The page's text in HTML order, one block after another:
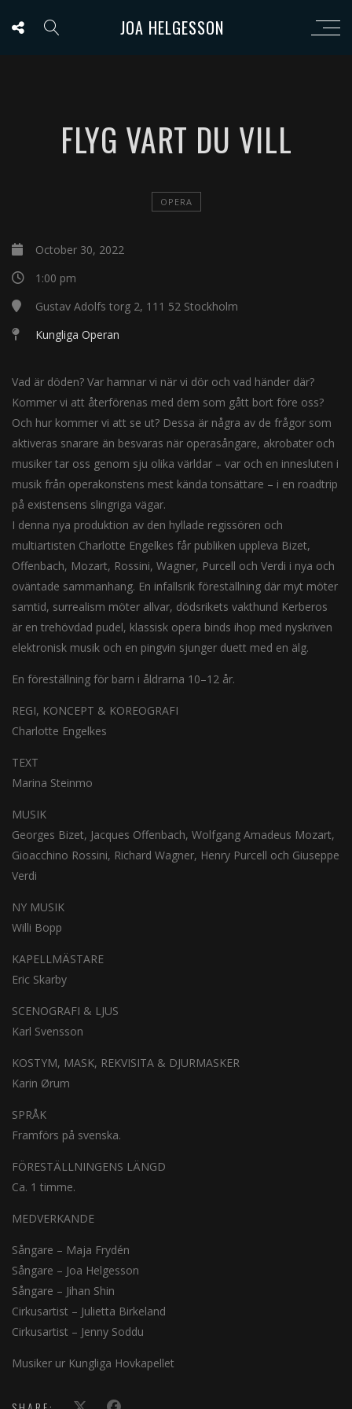
JOA HELGESSON
FLYG VART DU VILL
OPERA
October 30, 2022
1:00 pm
Gustav Adolfs torg 2, 111 52 Stockholm
Kungliga Operan
Vad är döden? Var hamnar vi när vi dör och vad händer där?
Kommer vi att återförenas med dem som gått bort före oss?
Och hur kommer vi att se ut? Dessa är några av de frågor som
aktiveras snarare än besvaras när operasångare, akrobater och
musiker tar oss genom sju olika världar – var och en innesluten i
musik från operakonstens mest kända tonsättare – i en roadtrip
på existensens slingriga vägar.
I denna nya produktion av den hyllade regissören och
multiartisten Charlotte Engelkes får publiken uppleva Bizet,
Offenbach, Mozart, Rossini, Wagner, Purcell och Verdi i nya och
oväntade sammanhang. En infallsrik föreställning där myt möter
samtid, surrealism möter allvar, dödsrikets vakthund Kerberos
är en trehövdad pudel, klassisk opera binds ihop med nyskriven
elektronisk musik och en pingvin sjunger duett med en älg.
En föreställning för barn i åldrarna 10–12 år.
REGI, KONCEPT & KOREOGRAFI
Charlotte Engelkes
TEXT
Marina Steinmo
MUSIK
Georges Bizet, Jacques Offenbach, Wolfgang Amadeus Mozart,
Gioacchino Rossini, Richard Wagner, Henry Purcell och Giuseppe
Verdi
NY MUSIK
Willi Bopp
KAPELLMÄSTARE
Eric Skarby
SCENOGRAFI & LJUS
Karl Svensson
KOSTYM, MASK, REKVISITA & DJURMASKER
Karin Ørum
SPRÅK
Framförs på svenska.
FÖRESTÄLLNINGENS LÄNGD
Ca. 1 timme.
MEDVERKANDE
Sångare – Maja Frydén
Sångare – Joa Helgesson
Sångare – Jihan Shin
Cirkusartist – Julietta Birkeland
Cirkusartist – Jenny Soddu
Musiker ur Kungliga Hovkapellet